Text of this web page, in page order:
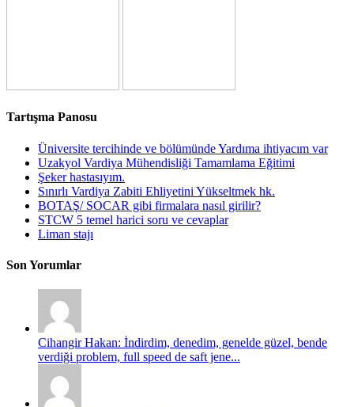
Tartışma Panosu
Üniversite tercihinde ve bölümünde Yardıma ihtiyacım var
Uzakyol Vardiya Mühendisliği Tamamlama Eğitimi
Şeker hastasıyım.
Sınırlı Vardiya Zabiti Ehliyetini Yükseltmek hk.
BOTAŞ/ SOCAR gibi firmalara nasıl girilir?
STCW 5 temel harici soru ve cevaplar
Liman stajı
Son Yorumlar
Cihangir Hakan: İndirdim, denedim, genelde güzel, bende
verdiği problem, full speed de saft jene...